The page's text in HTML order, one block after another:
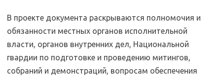
В проекте документа раскрываются полномочия и
обязанности местных органов исполнительной
власти, органов внутренних дел, Национальной
гвардии по подготовке и проведению митингов,
собраний и демонстраций, вопросам обеспечения